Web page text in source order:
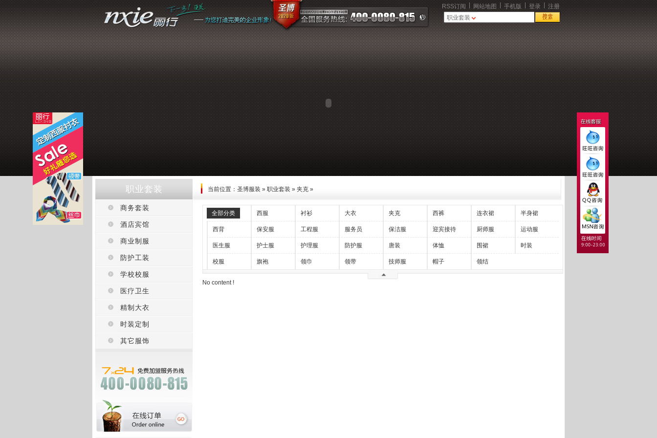
RSS订阅 网站地图 手机版 登录
注册
职业套装
职业套装
商务套装
酒店宾馆
商业制服
防护工装
学校校服
医疗卫生
精制大衣
时装定制
其它服饰
当前位置： 圣博服装 » 职业套装 » 夹克 »
全部分类 西服 衬衫 大衣 夹克 西裤 连衣裙 半身裙
西背 保安服 工程服 服务员 保洁服 迎宾接待 厨师服 运动服
医生服 护士服 护理服 防护服 唐装 体恤 围裙 时装
校服 旗袍 领巾 领带 技师服 帽子 领结
No content !